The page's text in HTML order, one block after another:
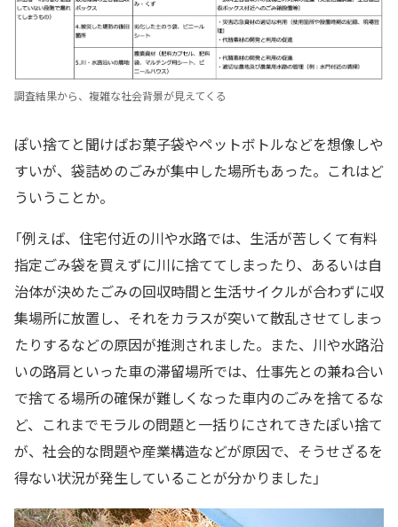
調査結果から、複雑な社会背景が見えてくる
ぽい捨てと聞けばお菓子袋やペットボトルなどを想像しや
すいが、袋詰めのごみが集中した場所もあった。これはど
ういうことか。
「例えば、住宅付近の川や水路では、生活が苦しくて有料
指定ごみ袋を買えずに川に捨ててしまったり、あるいは自
治体が決めたごみの回収時間と生活サイクルが合わずに収
集場所に放置し、それをカラスが突いて散乱させてしまっ
たりするなどの原因が推測されました。また、川や水路沿
いの路肩といった車の滞留場所では、仕事先との兼ね合い
で捨てる場所の確保が難しくなった車内のごみを捨てるな
ど、これまでモラルの問題と一括りにされてきたぽい捨て
が、社会的な問題や産業構造などが原因で、そうせざるを
得ない状況が発生していることが分かりました」